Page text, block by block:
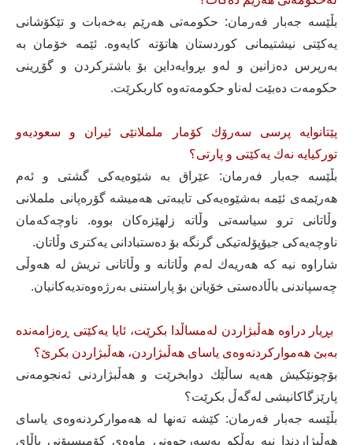
بڵێسە جەبار فەرمان: حكومەتی هەرێم بەخەبات و تێكۆشانی
یەكێتی نیشتیمانی كوردستان هاتۆتە كایەوە. ئێمە خۆمان بە
بەرپرس دەزانین و لەو بڕوایەداین بۆ باشتركردن و گۆڕینی
حكومەت دەبێت لەناو حكومەتەوە كاربكرێت.
پێتانوایە پرسی سەرۆك كۆمار ململانێی ئیران و سعودیەو
توركیایە نەك یەكێتی و پارتی؟
بڵێسە جەبار فەرمان: عێراق بە شێوەیەكی گشتی و ئەم
هەرێمەی ئێمە بەشێوەیەكی تایبەتی هەمیشە گۆرەپانی ململانی
وڵاتانی ترو سیاسەتی وڵاتە زلهێزەكان بووە. ناوچەكەمان
ناوچەیەكی جیۆپۆلەتیكی گرنگە بۆ دەستبادانی یەكتری وڵاتان.
شاراوە نیە كە هەریەك لەم وڵاتانە و وڵاتانی تریش لە هەوڵی
چەسپاندنی باڵادەستی خۆیانن بۆ پاراستنی بەرژەوەندیەكانیان.
بڕیار دراوە هەڵبژاردن لەمساڵدا بكرێت، ئایا یەكێتی ڕەزامەندە
بەبێ هەمواركردنەوەی یاسای هەڵبژاردن، هەڵبژاردن بكرێ؟
بۆچونێكیش هەیە ساڵێك دوابخرێت و هەڵبژاردنی ئەنجومەنی
پارێزگاكانیشی لەگەڵ بكرێت؟
بڵێسە جەبار فەرمان: كێشە تەنها لە هەمواركردنەوەی یاسای
هەڵبژاردندا نیە بەڵكو بەسەرچوونی ماوەی كۆمیسیۆنی باڵای